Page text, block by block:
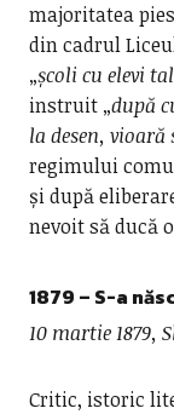
majoritatea
din cadrul
„școli cu elevi
instruit „după
la desen,
regimului
și după
nevoit să ducă
1879 – S-a
10 martie 1879,
Critic, istoric